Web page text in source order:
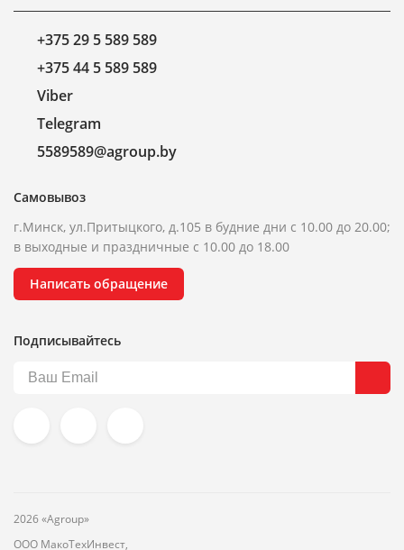
+375 29 5 589 589
+375 44 5 589 589
Viber
Telegram
5589589@agroup.by
Самовывоз
г.Минск, ул.Притыцкого, д.105 в будние дни с 10.00 до 20.00;
в выходные и праздничные с 10.00 до 18.00
Написать обращение
Подписывайтесь
2026 «Agroup»
ООО МакоТехИнвест,